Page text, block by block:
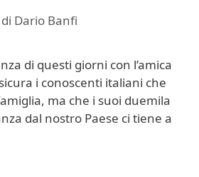
di Dario Banfi
di questi giorni con l’amica
i conoscenti italiani che
ma che i suoi duemila
dal nostro Paese ci tiene a